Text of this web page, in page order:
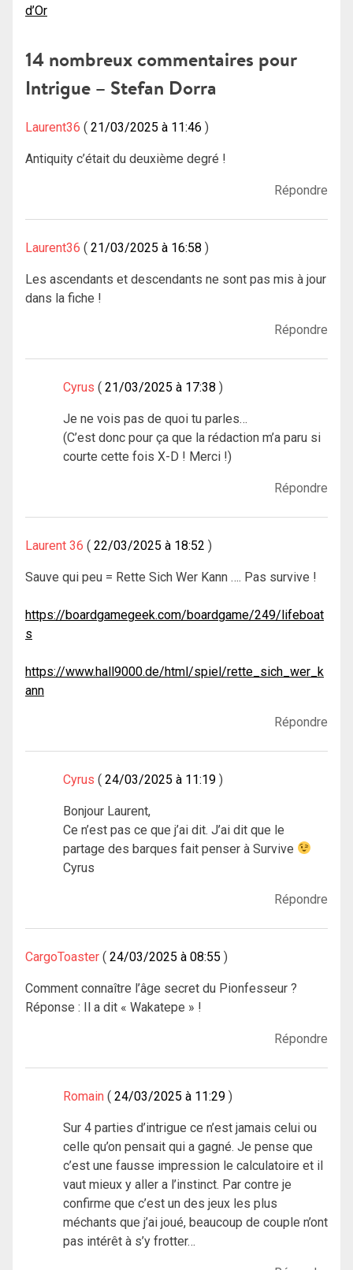
l’article
d’Or
14 nombreux commentaires pour
Intrigue – Stefan Dorra
Laurent36 21/03/2025 à 11:46
Antiquity c’était du deuxième degré !
Répondre
Laurent36 21/03/2025 à 16:58
Les ascendants et descendants ne sont pas mis à jour
dans la fiche !
Répondre
Cyrus 21/03/2025 à 17:38
Je ne vois pas de quoi tu parles…
(C’est donc pour ça que la rédaction m’a paru si
courte cette fois X-D ! Merci !)
Répondre
Laurent 36 22/03/2025 à 18:52
Sauve qui peu = Rette Sich Wer Kann …. Pas survive !
https://boardgamegeek.com/boardgame/249/lifeboat
s
https://www.hall9000.de/html/spiel/rette_sich_wer_k
ann
Répondre
Cyrus 24/03/2025 à 11:19
Bonjour Laurent,
Ce n’est pas ce que j’ai dit. J’ai dit que le
partage des barques fait penser à Survive
Cyrus
Répondre
CargoToaster 24/03/2025 à 08:55
Comment connaître l’âge secret du Pionfesseur ?
Réponse : Il a dit « Wakatepe » !
Répondre
Romain 24/03/2025 à 11:29
Sur 4 parties d’intrigue ce n’est jamais celui ou
celle qu’on pensait qui a gagné. Je pense que
c’est une fausse impression le calculatoire et il
vaut mieux y aller a l’instinct. Par contre je
confirme que c’est un des jeux les plus
méchants que j’ai joué, beaucoup de couple n’ont
pas intérêt à s’y frotter…